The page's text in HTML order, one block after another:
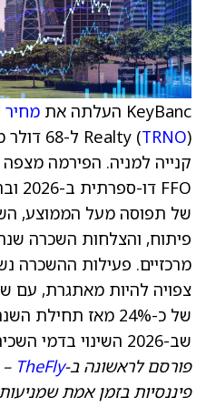
KeyBanc העלתה את מחיר
Realty (TRNO
קנייה למניה. הפירמה
של תפוסה מעל הממוצע,
פיתוח, והצלחות השכרה
צפויה להיות מאתגרת, עם
שב-2026 השינוי בדמי השכירות יישאר בטווח דומה.
פורסם לראשונה ב-TheFly
פיננסיות בזמן אמת